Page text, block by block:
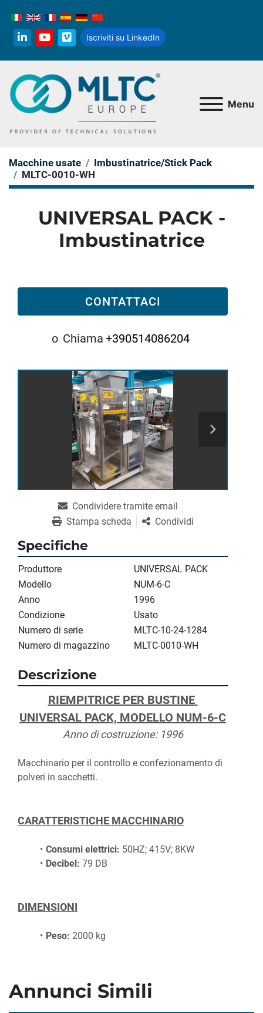
linkedinyoutube
vimeo
Iscriviti su LinkedIn
Menu
Macchine usate
Imbustinatrice/Stick Pack
MLTC-0010-WH
UNIVERSAL PACK -
Imbustinatrice
CONTATTACI
o Chiama +390514086204
Condividere tramite email
Stampa scheda
Condividi
Specifiche
Produttore
UNIVERSAL PACK
Modello
NUM-6-C
Anno
1996
Condizione
Usato
Numero di serie
MLTC-10-24-1284
Numero di magazzino
MLTC-0010-WH
Descrizione
RIEMPITRICE PER BUSTINE
UNIVERSAL PACK, MODELLO NUM-6-C
Anno di costruzione: 1996
Macchinario per il controllo e confezionamento di
polveri in sacchetti.
CARATTERISTICHE MACCHINARIO
Consumi elettrici: 50HZ; 415V; 8KW
Decibel: 79 DB
DIMENSIONI
Peso: 2000 kg
Annunci Simili